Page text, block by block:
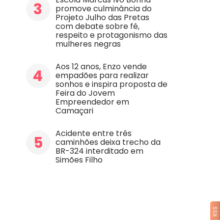
RSS
3 promove culminância do
Projeto Julho das Pretas
com debate sobre fé,
respeito e protagonismo das
mulheres negras
4 Aos 12 anos, Enzo vende
empadões para realizar
sonhos e inspira proposta de
Feira do Jovem
Empreendedor em
Camaçari
5 Acidente entre três
caminhões deixa trecho da
BR-324 interditado em
Simões Filho